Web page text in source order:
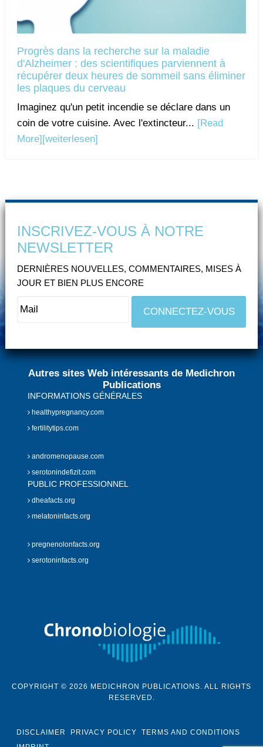
Progrès dans la recherche sur la maladie
d'Alzheimer : des scientifiques parviennent à
récupérer deux heures de sommeil sans éliminer
les plaques du cerveau
Imaginez qu'un petit incendie se déclare dans un
coin de votre cuisine. Avec l'extincteur... [Read
More][weiterlesen]
INSCRIVEZ-VOUS À NOTRE
NEWSLETTER
DERNIÈRES NOUVELLES, COMMENTAIRES, MISES À
JOUR ET BIEN PLUS ENCORE
Autres sites Web intéressants de Medichron
Publications
INFORMATIONS GÉNÉRALES
healthypregnancy.com
fertilitytips.com
andromenopause.com
serotonindefizit.com
PUBLIC PROFESSIONNEL
dheafacts.org
melatoninfacts.org
pregnenolonfacts.org
serotoninfacts.org
COPYRIGHT © 2026 MEDICHRON PUBLICATIONS. ALL RIGHTS
RESERVED.
DISCLAIMER PRIVACY POLICY
TERMS AND CONDITIONS